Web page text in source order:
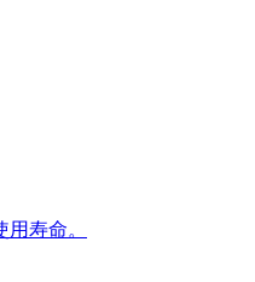
寿命。